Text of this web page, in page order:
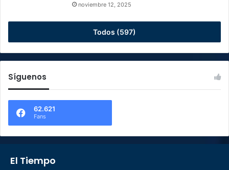
noviembre 12, 2025
Todos (597)
Síguenos
62.621
Fans
El Tiempo